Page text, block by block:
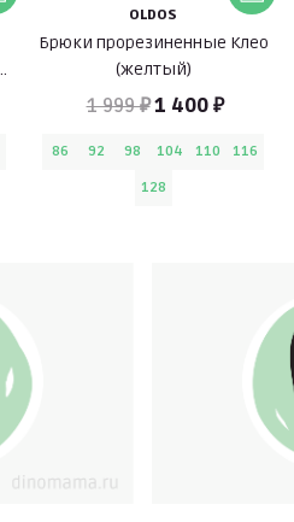
OLDOS
Брюки прорезиненные Клео
(желтый)
1 999 ₽1 400 ₽
86 92 98 104 110
116
128